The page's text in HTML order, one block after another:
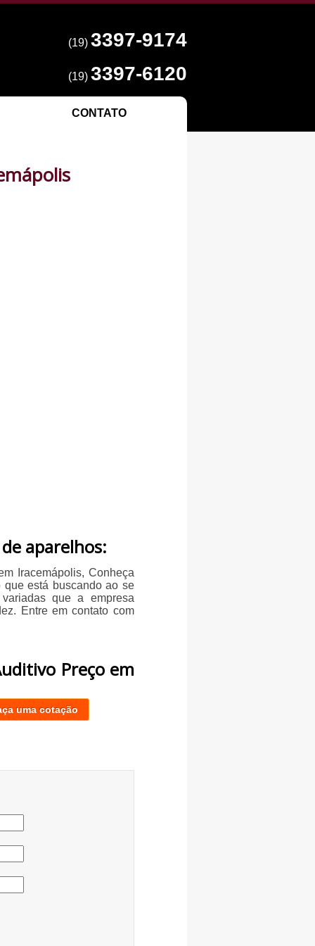
(19) 3397-9174
(19) 3397-6120
CONTATO
aparelhos:
Iracemápolis, Conheça
está buscando ao se
que a empresa
Entre em contato com
Preço em
uma cotação